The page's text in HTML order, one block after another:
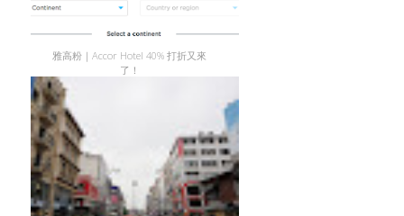
雅高粉｜Accor Hotel 40% 打折又來
了！